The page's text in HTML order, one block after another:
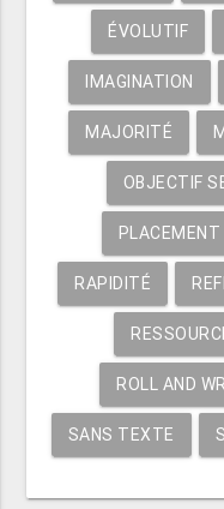
ÉVOLUTIF
IMAGINATION
MAJORITÉ
OBJECTIF
PLACEMENT
RAPIDITÉ
ROLL AND
SANS TEXTE